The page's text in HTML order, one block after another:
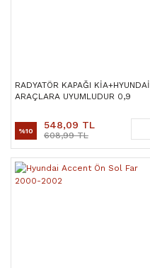
RADYATÖR KAPAĞI KİA+HYUNDAİ
ARAÇLARA UYUMLUDUR 0,9
%10 548,09 TL
608,99 TL